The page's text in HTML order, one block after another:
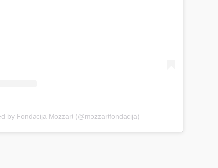
by Fondacija Mozzart (@mozzartfondacija)